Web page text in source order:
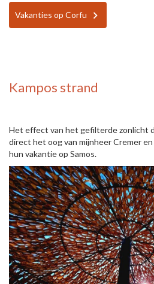
Vakanties op Corfu
Kampos strand
Het effect van het gefilterde zonlicht
direct het oog van mijnheer Cremer
hun vakantie op Samos.